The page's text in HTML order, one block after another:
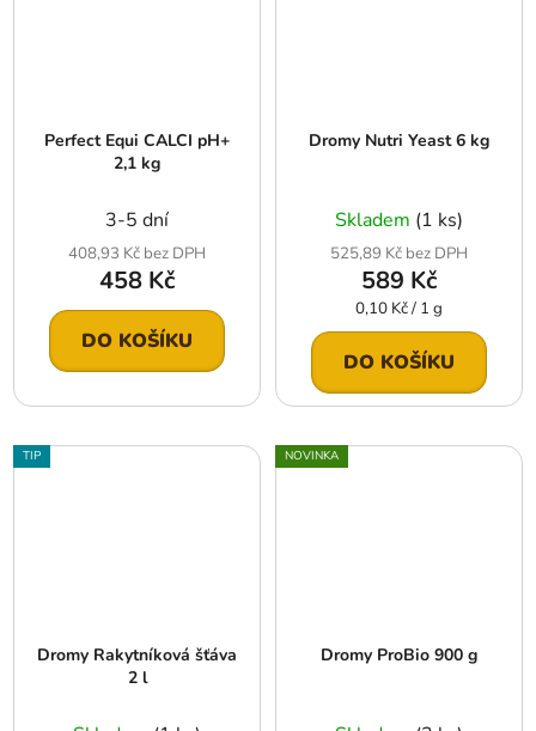
Perfect Equi CALCI pH+
2,1 kg
3-5 dní
408,93 Kč bez DPH
458 Kč
DO KOŠÍKU
Dromy Nutri Yeast 6 kg
Skladem (1 ks)
525,89 Kč bez DPH
589 Kč
Měrná
cena:
0,10 Kč / 1 g
DO KOŠÍKU
TIP
Dromy Rakytníková šťáva
2 l
NOVINKA
Dromy ProBio 900 g